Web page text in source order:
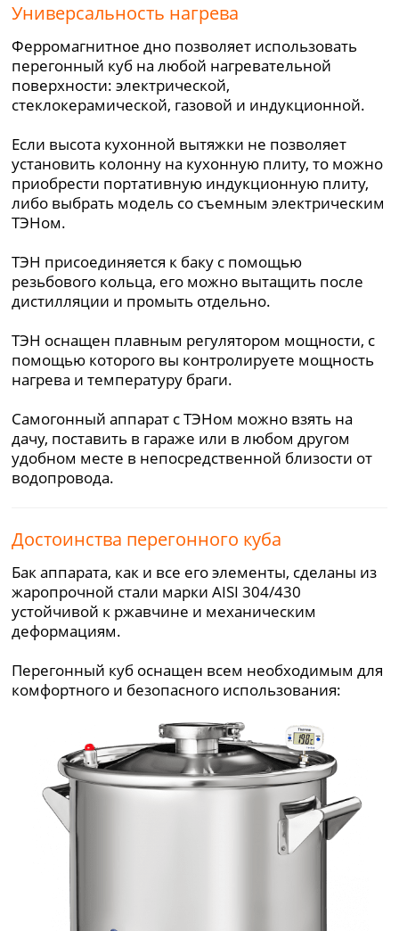
Универсальность нагрева
Ферромагнитное дно позволяет использовать
перегонный куб на любой нагревательной
поверхности: электрической,
стеклокерамической, газовой и индукционной.
Если высота кухонной вытяжки не позволяет
установить колонну на кухонную плиту, то можно
приобрести портативную индукционную плиту,
либо выбрать модель со съемным электрическим
ТЭНом.
ТЭН присоединяется к баку с помощью
резьбового кольца, его можно вытащить после
дистилляции и промыть отдельно.
ТЭН оснащен плавным регулятором мощности, с
помощью которого вы контролируете мощность
нагрева и температуру браги.
Самогонный аппарат с ТЭНом можно взять на
дачу, поставить в гараже или в любом другом
удобном месте в непосредственной близости от
водопровода.
Достоинства перегонного куба
Бак аппарата, как и все его элементы, сделаны из
жаропрочной стали марки AISI 304/430
устойчивой к ржавчине и механическим
деформациям.
Перегонный куб оснащен всем необходимым для
комфортного и безопасного использования: